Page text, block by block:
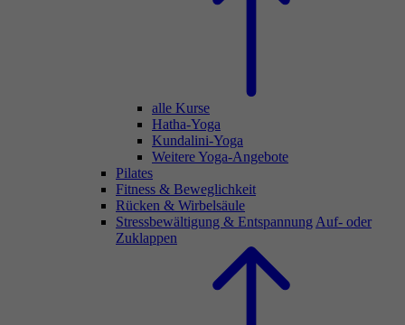
alle Kurse
Hatha-Yoga
Kundalini-Yoga
Weitere Yoga-Angebote
Pilates
Fitness & Beweglichkeit
Rücken & Wirbelsäule
Stressbewältigung & Entspannung Auf- oder
Zuklappen